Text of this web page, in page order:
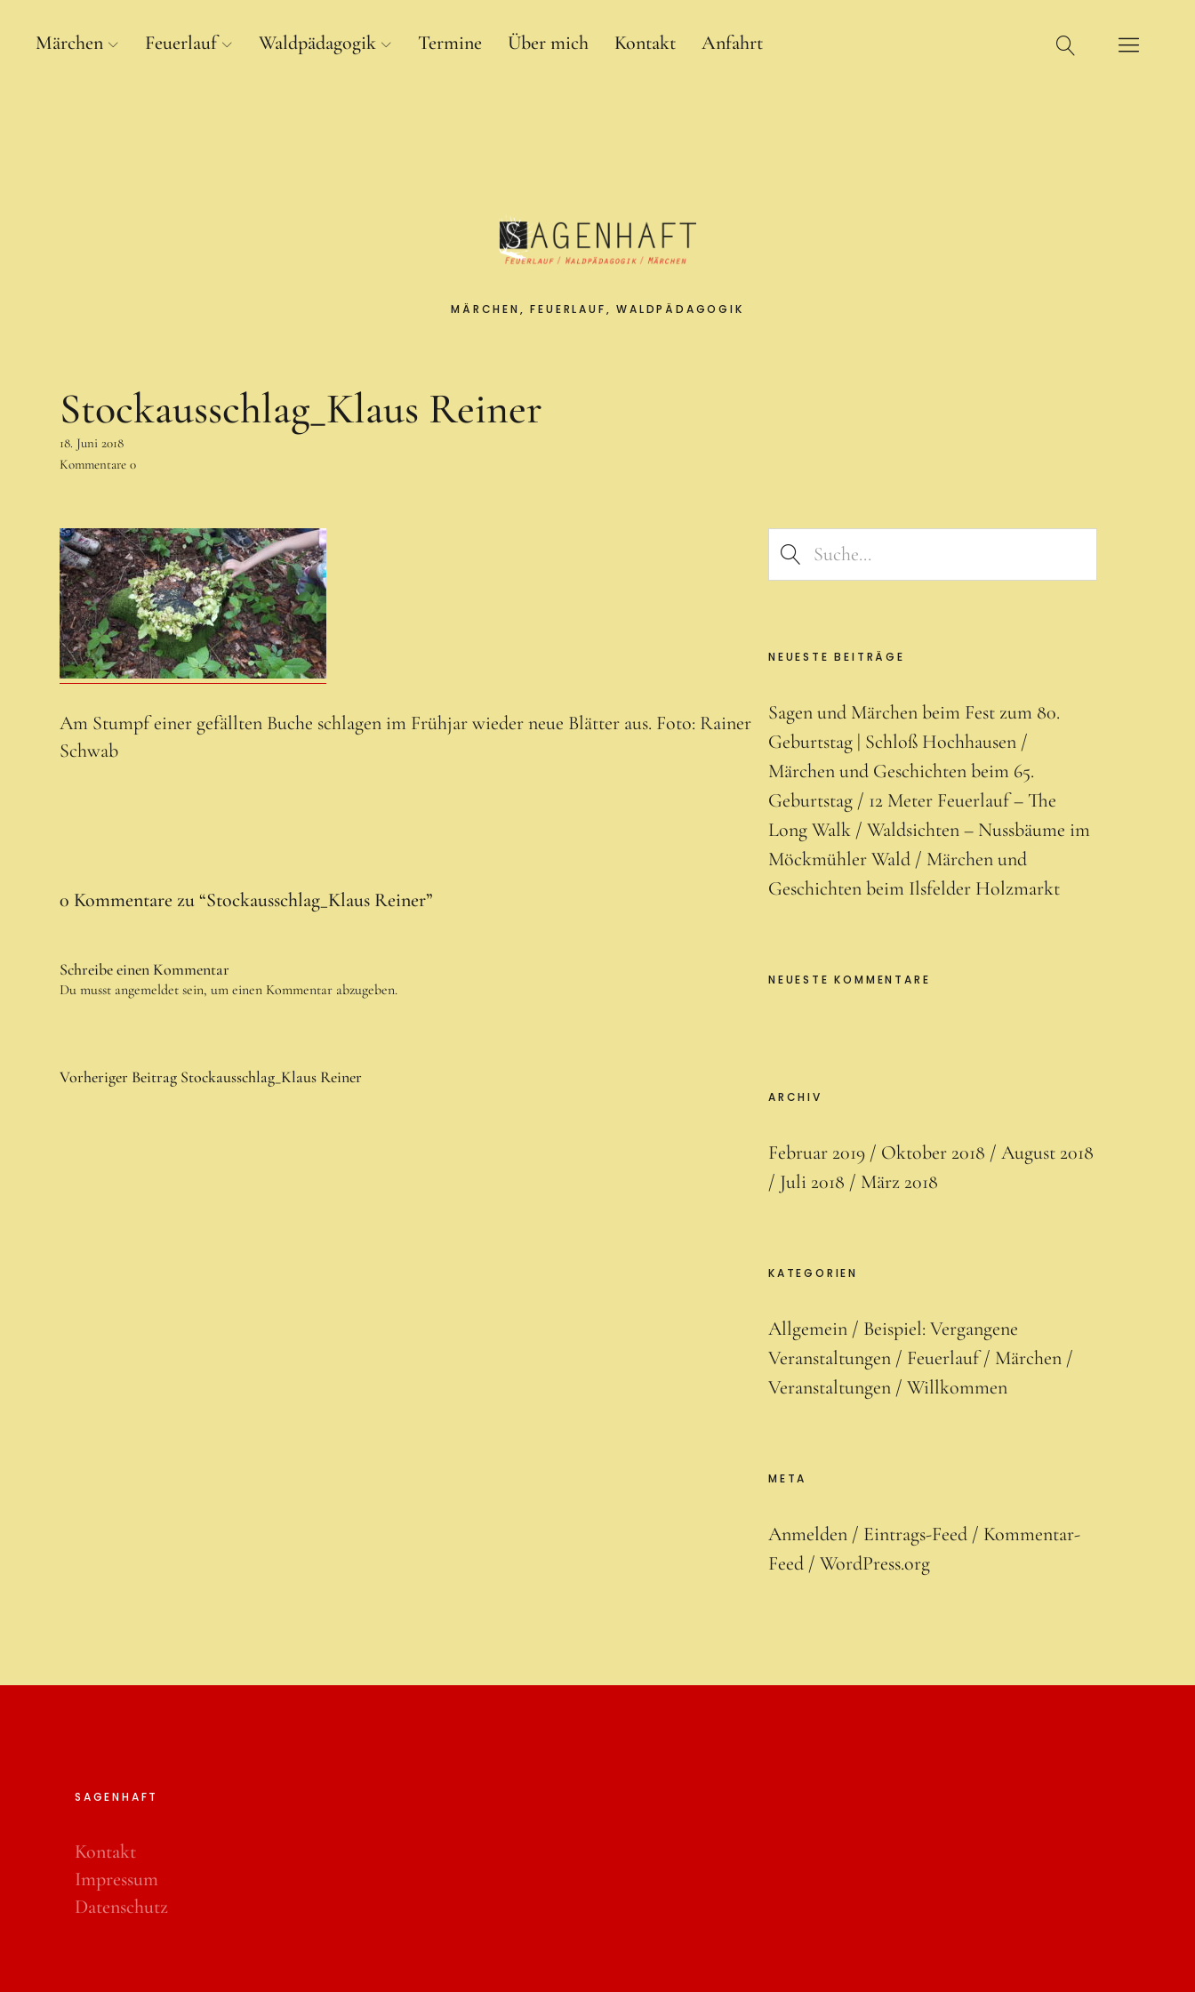
Märchen Feuerlauf Waldpädagogik Termine Über mich Kontakt Anfahrt
MÄRCHEN, FEUERLAUF, WALDPÄDAGOGIK
Stockausschlag_Klaus Reiner
18. Juni 2018
Kommentare 0
Am Stumpf einer gefällten Buche schlagen im Frühjar wieder neue Blätter aus. Foto: Rainer
Schwab
0 Kommentare zu “Stockausschlag_Klaus Reiner”
Schreibe einen Kommentar
Du musst angemeldet sein, um einen Kommentar abzugeben.
Vorheriger Beitrag Stockausschlag_Klaus Reiner
NEUESTE BEITRÄGE
Sagen und Märchen beim Fest zum 80.
Geburtstag | Schloß Hochhausen
Märchen und Geschichten beim 65.
Geburtstag
12 Meter Feuerlauf – The
Long Walk
Waldsichten – Nussbäume im
Möckmühler Wald
Märchen und
Geschichten beim Ilsfelder Holzmarkt
NEUESTE KOMMENTARE
ARCHIV
Februar 2019 Oktober 2018
August 2018
Juli 2018
März 2018
KATEGORIEN
Allgemein
Beispiel: Vergangene
Veranstaltungen
Feuerlauf
Märchen
Veranstaltungen
Willkommen
META
Anmelden Eintrags-Feed
Kommentar-
Feed
WordPress.org
SAGENHAFT
Kontakt
Impressum
Datenschutz